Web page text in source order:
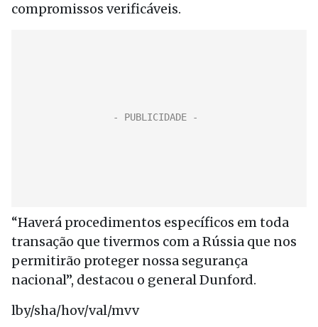
compromissos verificáveis.
“Haverá procedimentos específicos em toda
transação que tivermos com a Rússia que nos
permitirão proteger nossa segurança
nacional”, destacou o general Dunford.
lby/sha/hov/val/mvv